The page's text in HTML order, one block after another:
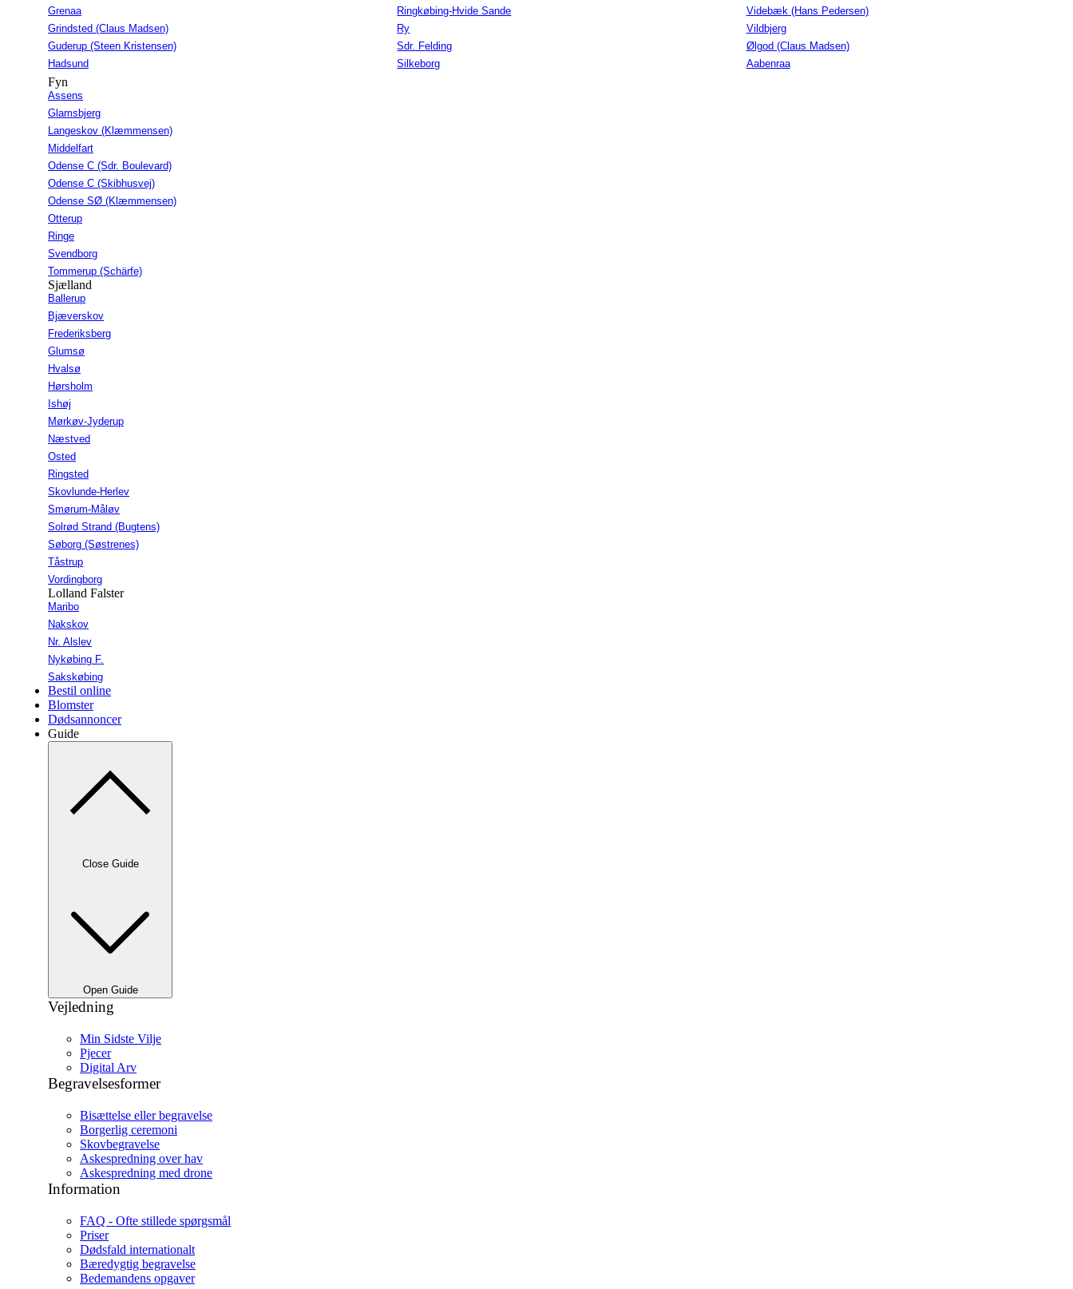
Grenaa
Grindsted (Claus Madsen)
Guderup (Steen Kristensen)
Hadsund
Ringkøbing-Hvide Sande
Ry
Sdr. Felding
Silkeborg
Videbæk (Hans Pedersen)
Vildbjerg
Ølgod (Claus Madsen)
Aabenraa
Fyn
Assens
Glamsbjerg
Langeskov (Klæmmensen)
Middelfart
Odense C (Sdr. Boulevard)
Odense C (Skibhusvej)
Odense SØ (Klæmmensen)
Otterup
Ringe
Svendborg
Tommerup (Schärfe)
Sjælland
Ballerup
Bjæverskov
Frederiksberg
Glumsø
Hvalsø
Hørsholm
Ishøj
Mørkøv-Jyderup
Næstved
Osted
Ringsted
Skovlunde-Herlev
Smørum-Måløv
Solrød Strand (Bugtens)
Søborg (Søstrenes)
Tåstrup
Vordingborg
Lolland Falster
Maribo
Nakskov
Nr. Alslev
Nykøbing F.
Sakskøbing
Bestil online
Blomster
Dødsannoncer
Guide
Close Guide
Open Guide
Vejledning
Min Sidste Vilje
Pjecer
Digital Arv
Begravelsesformer
Bisættelse eller begravelse
Borgerlig ceremoni
Skovbegravelse
Askespredning over hav
Askespredning med drone
Information
FAQ - Ofte stillede spørgsmål
Priser
Dødsfald internationalt
Bæredygtig begravelse
Bedemandens opgaver